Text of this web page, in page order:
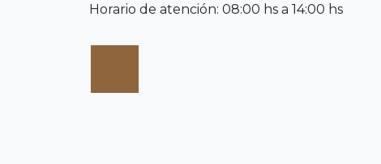
Horario de atención: 08:00 hs a 14:00 hs